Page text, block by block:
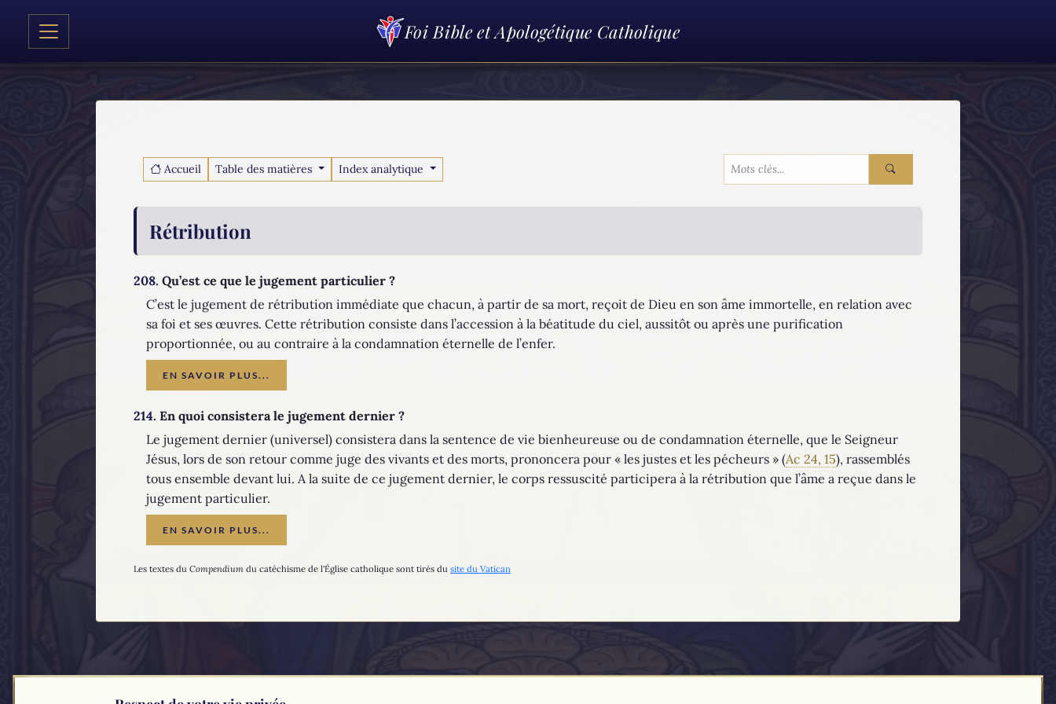
Foi Bible et Apologétique Catholique
Accueil Table des matières Index analytique
Rétribution
208. Qu’est ce que le jugement particulier ?
C’est le jugement de rétribution immédiate que chacun, à partir de sa mort, reçoit de Dieu en son âme immortelle, en relation avec
sa foi et ses œuvres. Cette rétribution consiste dans l’accession à la béatitude du ciel, aussitôt ou après une purification
proportionnée, ou au contraire à la condamnation éternelle de l’enfer.
EN SAVOIR PLUS...
214. En quoi consistera le jugement dernier ?
Le jugement dernier (universel) consistera dans la sentence de vie bienheureuse ou de condamnation éternelle, que le Seigneur
Jésus, lors de son retour comme juge des vivants et des morts, prononcera pour « les justes et les pécheurs » (Ac 24, 15), rassemblés
tous ensemble devant lui. A la suite de ce jugement dernier, le corps ressuscité participera à la rétribution que l’âme a reçue dans le
jugement particulier.
EN SAVOIR PLUS...
Les textes du Compendium du catéchisme de l'Église catholique sont tirés du site du Vatican